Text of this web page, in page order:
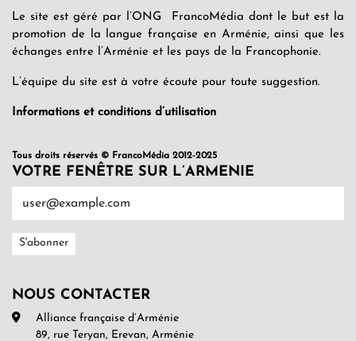
Le site est géré par l’ONG FrancoMédia dont le but est la
promotion de la langue française en Arménie, ainsi que les
échanges entre l’Arménie et les pays de la Francophonie.
L’équipe du site est à votre écoute pour toute suggestion.
Informations et conditions d’utilisation
Tous droits réservés © FrancoMédia 2012-2025
VOTRE FENÊTRE SUR L’ARMENIE
NOUS CONTACTER
Alliance française d’Arménie
89, rue Teryan, Erevan, Arménie